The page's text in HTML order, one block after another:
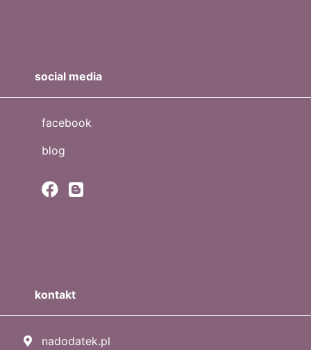
social media
facebook
blog
kontakt
nadodatek.pl